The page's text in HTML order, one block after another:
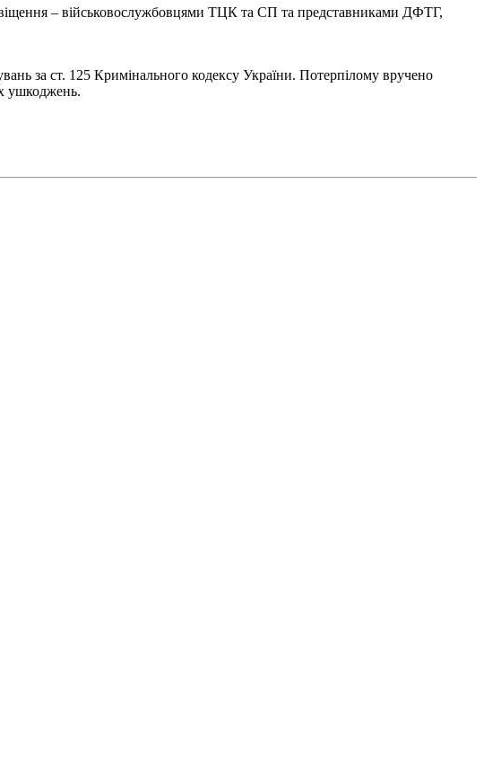
– військовослужбовцями ТЦК та СП та представниками ДФТГ,
за ст. 125 Кримінального кодексу України. Потерпілому вручено
ушкоджень.